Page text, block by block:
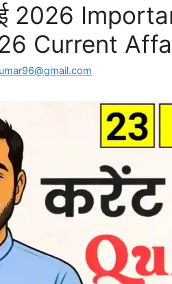
2026
Current